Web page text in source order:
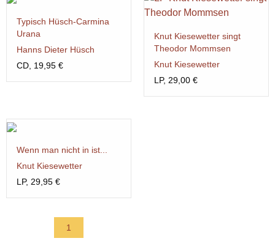
Typisch Hüsch-Carmina
Urana
Hanns Dieter Hüsch
CD, 19,95 €
Knut Kiesewetter singt
Theodor Mommsen
Knut Kiesewetter
LP, 29,00 €
Wenn man nicht in ist...
Knut Kiesewetter
LP, 29,95 €
1